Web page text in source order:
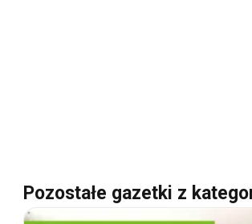
Pozostałe gazetki z